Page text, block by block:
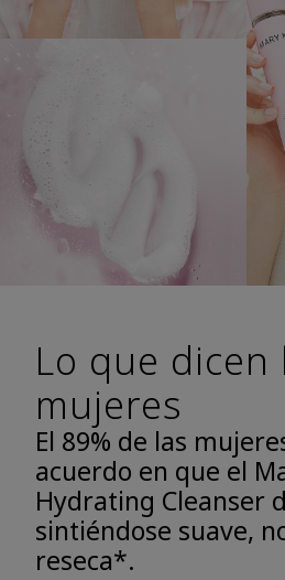
Lo que dicen
mujeres
El 89% de las
acuerdo en que el
Hydrating Cleanser
sintiéndose suave,
reseca*.